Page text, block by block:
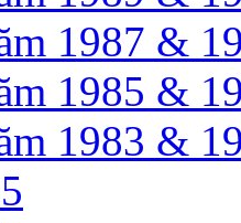
1987 &
1985 &
1983 &